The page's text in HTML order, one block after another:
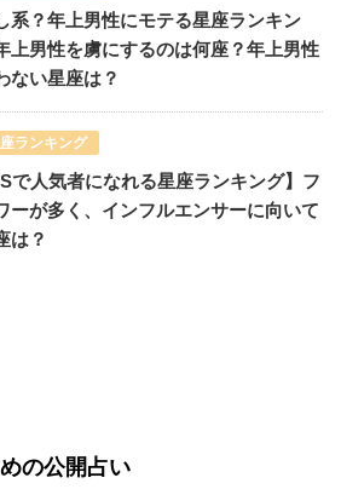
系？年上男性にモテる星座ランキン
上男性を虜にするのは何座？年上男性
ない星座は？
ランキング
で人気者になれる星座ランキング】フ
ーが多く、インフルエンサーに向いて
は？
の公開占い